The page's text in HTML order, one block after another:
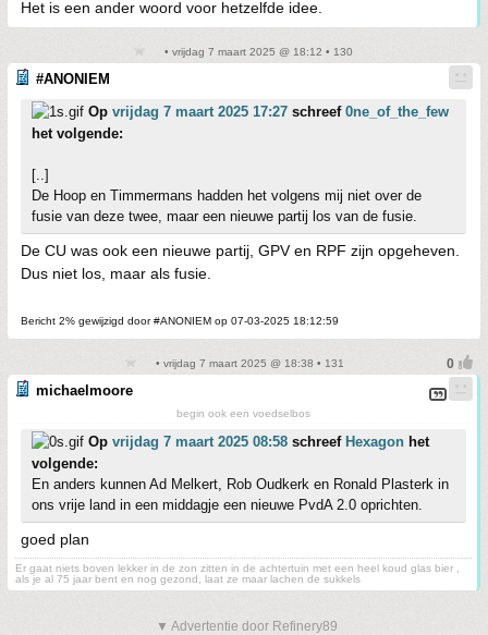
Het is een ander woord voor hetzelfde idee.
• vrijdag 7 maart 2025 @ 18:12 • 130
#ANONIEM
Op vrijdag 7 maart 2025 17:27 schreef 0ne_of_the_few
het volgende:
[..]
De Hoop en Timmermans hadden het volgens mij niet over de
fusie van deze twee, maar een nieuwe partij los van de fusie.
De CU was ook een nieuwe partij, GPV en RPF zijn opgeheven.
Dus niet los, maar als fusie.
Bericht 2% gewijzigd door #ANONIEM op 07-03-2025 18:12:59
• vrijdag 7 maart 2025 @ 18:38 • 131
michaelmoore
begin ook een voedselbos
Op vrijdag 7 maart 2025 08:58 schreef Hexagon het
volgende:
En anders kunnen Ad Melkert, Rob Oudkerk en Ronald Plasterk in
ons vrije land in een middagje een nieuwe PvdA 2.0 oprichten.
goed plan
Er gaat niets boven lekker in de zon zitten in de achtertuin met een heel koud glas bier ,
als je al 75 jaar bent en nog gezond, laat ze maar lachen de sukkels
▼ Advertentie door Refinery89